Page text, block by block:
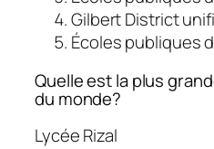
Gilbert District
Écoles publiques
Quelle est la plus
du monde?
Lycée Rizal